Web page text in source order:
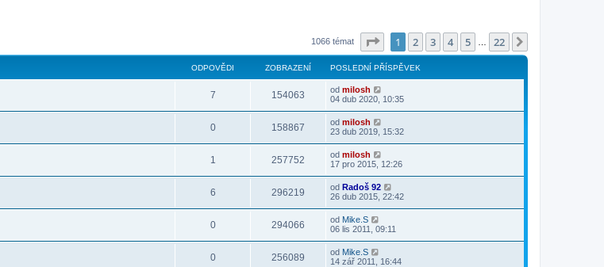
1066 témat Stránka z
1 2 3 4 5 22
ODPOVĚDI ZOBRAZENÍ POSLEDNÍ PŘÍSPĚVEK
7 154063 od milosh
04 dub 2020, 10:35
0 158867 od milosh
23 dub 2019, 15:32
1 257752 od milosh
17 pro 2015, 12:26
6 296219 od Radoš 92
26 dub 2015, 22:42
0 294066 od Mike.S
06 lis 2011, 09:11
0 256089 od Mike.S
14 zář 2011, 16:44